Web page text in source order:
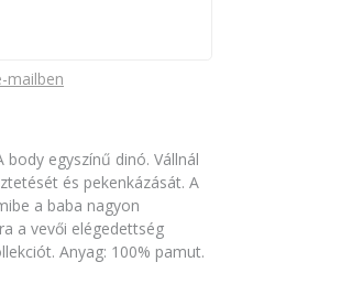
mailben
body egyszínű dinó. Vállnál
és pekenkázását. A
a baba nagyon
a vevői elégedettség
Anyag: 100% pamut.